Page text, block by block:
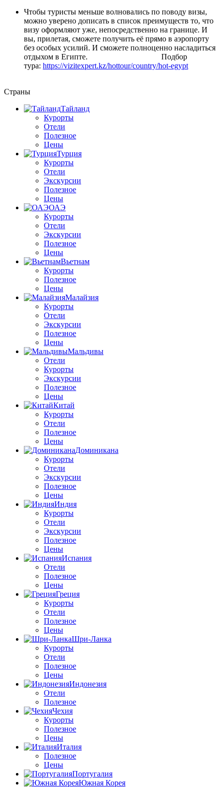
Чтобы туристы меньше волновались по поводу визы,
можно уверено дописать в список преимуществ то, что
визу оформляют уже, непосредственно на границе. И
вы, прилетая, сможете получить её прямо в аэропорту
без особых усилий. И сможете полноценно насладиться
отдыхом в Египте. Подбор
тура: https://vizitexpert.kz/hottour/country/hot-egypt
Страны
Тайланд
Курорты
Отели
Полезное
Цены
Турция
Курорты
Отели
Экскурсии
Полезное
Цены
ОАЭ
Курорты
Отели
Экскурсии
Полезное
Цены
Вьетнам
Курорты
Полезное
Цены
Малайзия
Курорты
Отели
Экскурсии
Полезное
Цены
Мальдивы
Отели
Курорты
Экскурсии
Полезное
Цены
Китай
Курорты
Отели
Полезное
Цены
Доминикана
Курорты
Отели
Экскурсии
Полезное
Цены
Индия
Курорты
Отели
Экскурсии
Полезное
Цены
Испания
Отели
Полезное
Цены
Греция
Курорты
Отели
Полезное
Цены
Шри-Ланка
Курорты
Отели
Полезное
Цены
Индонезия
Отели
Полезное
Чехия
Курорты
Полезное
Цены
Италия
Полезное
Цены
Португалия
Южная Корея